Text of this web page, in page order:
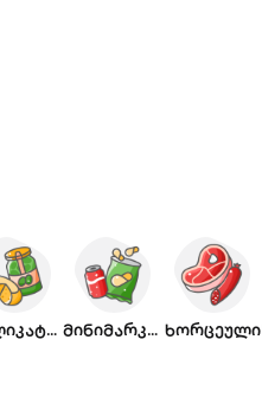
დელიკატესი მინიმარკეტი ხორცეული